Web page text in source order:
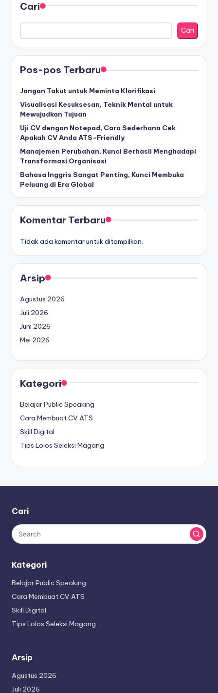
Cari
Cari
Pos-pos Terbaru
Jangan Takut untuk Meminta Klarifikasi
Visualisasi Kesuksesan, Teknik Mental untuk
Mewujudkan Tujuan
Uji CV dengan Notepad, Cara Sederhana Cek
Apakah CV Anda ATS-Friendly
Manajemen Perubahan, Kunci Berhasil Menghadapi
Transformasi Organisasi
Bahasa Inggris Sangat Penting, Kunci Membuka
Peluang di Era Global
Komentar Terbaru
Tidak ada komentar untuk ditampilkan.
Arsip
Agustus 2026
Juli 2026
Juni 2026
Mei 2026
Kategori
Belajar Public Speaking
Cara Membuat CV ATS
Skill Digital
Tips Lolos Seleksi Magang
Cari
Kategori
Belajar Public Speaking
Cara Membuat CV ATS
Skill Digital
Tips Lolos Seleksi Magang
Arsip
Agustus 2026
Juli 2026